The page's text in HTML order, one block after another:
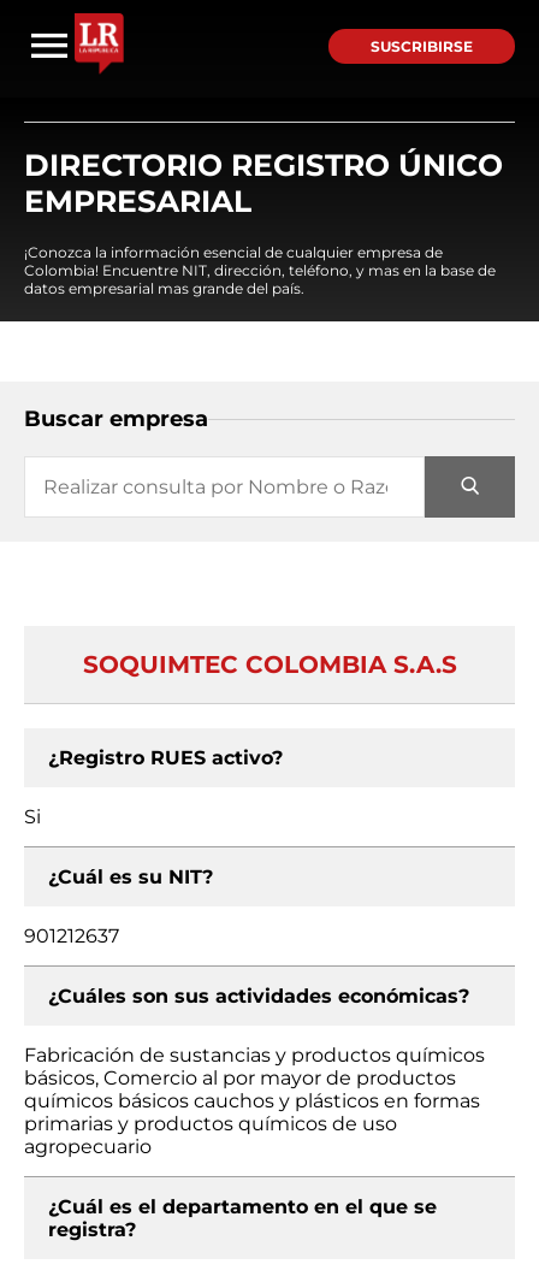
SUSCRIBIRSE
DIRECTORIO REGISTRO ÚNICO
EMPRESARIAL
¡Conozca la información esencial de cualquier empresa de
Colombia! Encuentre NIT, dirección, teléfono, y mas en la base de
datos empresarial mas grande del país.
Buscar empresa
SOQUIMTEC COLOMBIA S.A.S
¿Registro RUES activo?
Si
¿Cuál es su NIT?
901212637
¿Cuáles son sus actividades económicas?
Fabricación de sustancias y productos químicos
básicos, Comercio al por mayor de productos
químicos básicos cauchos y plásticos en formas
primarias y productos químicos de uso
agropecuario
¿Cuál es el departamento en el que se
registra?